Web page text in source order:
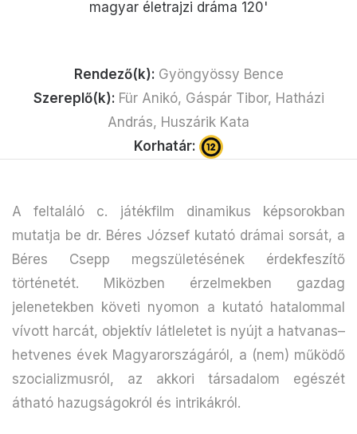
magyar életrajzi dráma 120'
Rendező(k): Gyöngyössy Bence
Szereplő(k): Für Anikó, Gáspár Tibor, Hatházi
András, Huszárik Kata
Korhatár:
A feltaláló c. játékfilm dinamikus képsorokban
mutatja be dr. Béres József kutató drámai sorsát, a
Béres Csepp megszületésének érdekfeszítő
történetét. Miközben érzelmekben gazdag
jelenetekben követi nyomon a kutató hatalommal
vívott harcát, objektív látleletet is nyújt a hatvanas–
hetvenes évek Magyarországáról, a (nem) működő
szocializmusról, az akkori társadalom egészét
átható hazugságokról és intrikákról.